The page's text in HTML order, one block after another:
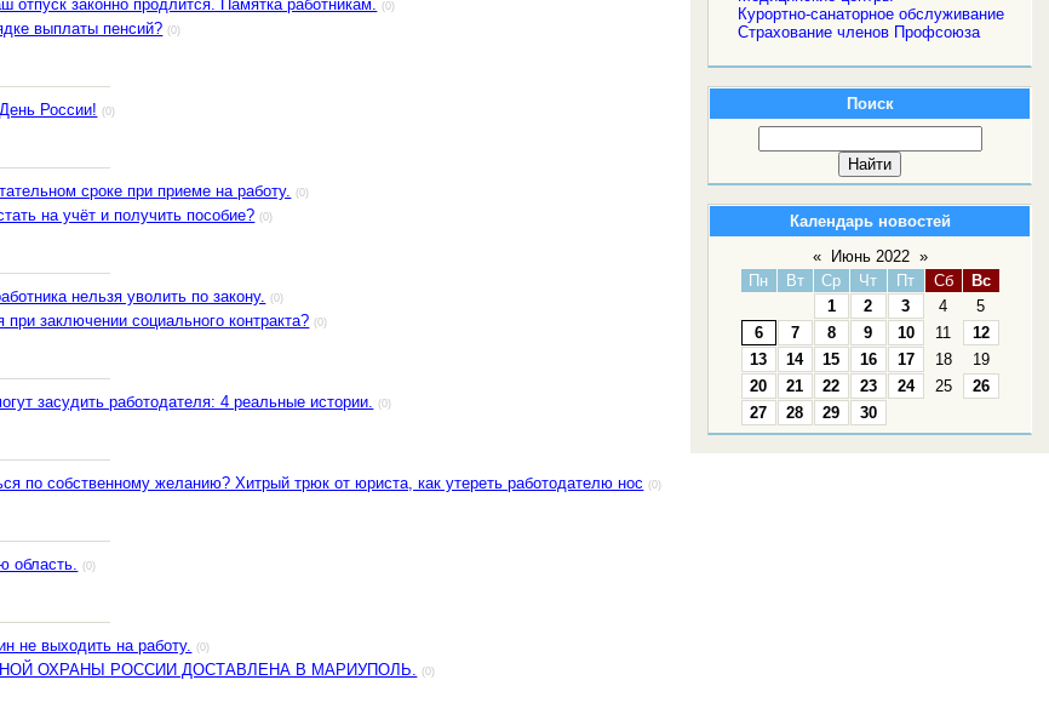
Курортно-санаторное обслуживание
Страхование членов Профсоюза
Поиск
Календарь новостей
«
Июнь 2022 »
Пн
Вт Ср Чт Пт Сб
Вс
1
2 3 4
5
6
7 8 9 10 11
12
13
14 15 16 17 18
19
20
21 22 23 24 25
26
27
28 29 30
отпуск законно продлится. Памятка работникам. (0)
выплаты пенсий? (0)
России! (0)
сроке при приеме на работу. (0)
на учёт и получить пособие? (0)
нельзя уволить по закону. (0)
при заключении социального контракта? (0)
засудить работодателя: 4 реальные истории. (0)
по собственному желанию? Хитрый трюк от юриста, как утереть работодателю нос (0)
область. (0)
не выходить на работу. (0)
ОХРАНЫ РОССИИ ДОСТАВЛЕНА В МАРИУПОЛЬ. (0)